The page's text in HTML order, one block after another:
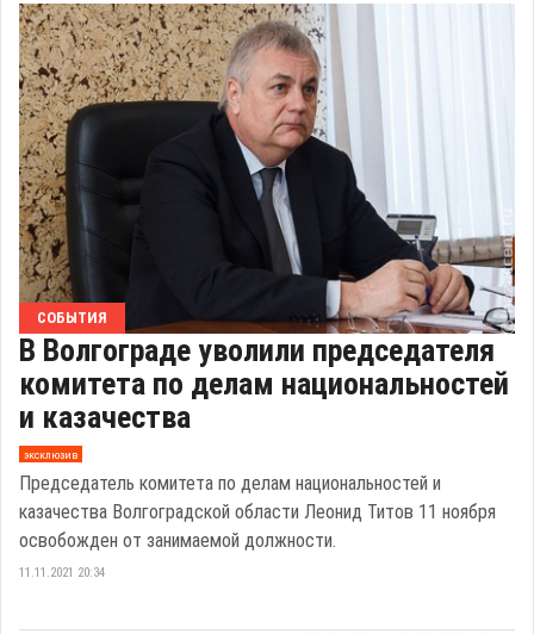
СОБЫТИЯ
В Волгограде уволили председателя
комитета по делам национальностей
и казачества
эксклюзив
Председатель комитета по делам национальностей и
казачества Волгоградской области Леонид Титов 11 ноября
освобожден от занимаемой должности.
11.11.2021 20:34